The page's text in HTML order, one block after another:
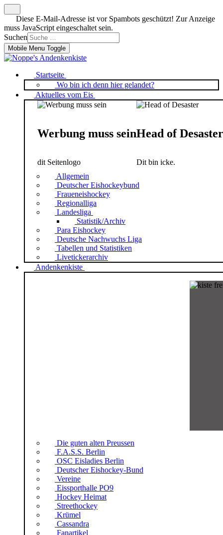
Diese E-Mail-Adresse ist vor Spambots geschützt! Zur Anzeige
muss JavaScript eingeschaltet sein.
Suchen
Mobile Menu Toggle
Startseite
Wo bin ich denn hier gelandet?
Aktuelles vom Eis
Werbung muss sein
dit Seitenlogo
Head of Desaster
Dit bin icke.
Allgemein
Deutscher Eishockeybund
Fraueneishockey
Regionalliga
Landesliga
Statistik/Archiv
Para Eishockey
Deutsche Nachwuchs Liga
Tabellen und Statistiken
Livetickerarchiv
Andenkenkiste
Die guten alten Preussen
F.A.S.S. Berlin
OSC Eisladies Berlin
Deutscher Eishockey-Bund
Vereine
Eissporthalle PO9
Hockey Heimat
Streethockey
Krümel
Cassandra
Fanartikel